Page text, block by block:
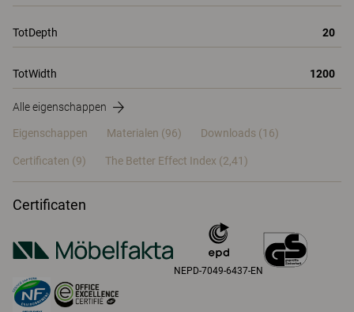
TotDepth 20
TotWidth 1200
Alle eigenschappen
Eigenschappen Materialen (96) Downloads (16)
Certificaten (9) The Better Effect Index (2,41)
Certificaten
NEPD-7049-6437-EN